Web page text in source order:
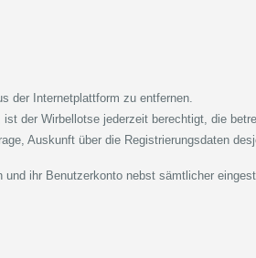
der Internetplattform zu entfernen.
der Wirbellotse jederzeit berechtigt, die
Auskunft über die Registrierungsdaten
ihr Benutzerkonto nebst sämtlicher